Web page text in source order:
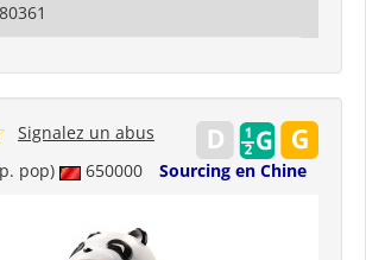
pop) 650000 Sourcing en Chine
Signalez un abus